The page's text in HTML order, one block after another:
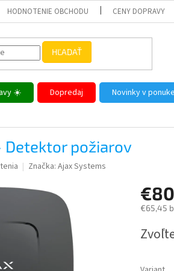
HODNOTENIE OBCHODU CENY DOPRAVY
HĽADAŤ
☀️ Dopredaj Novinky v ponuke
Detektor požiarov
Značka: Ajax Systems
€65,45
cena: